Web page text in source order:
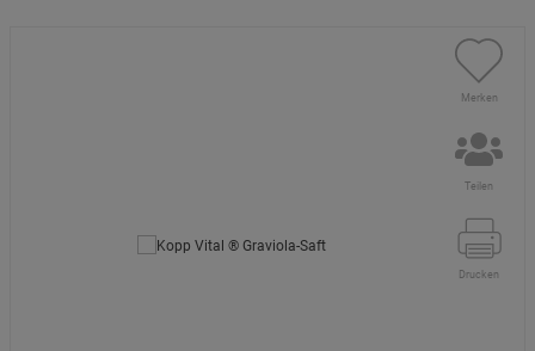
Merken
Teilen
Drucken